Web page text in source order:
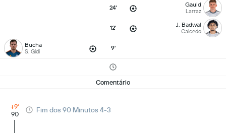
24' Gauld
Larraz
12' J. Badwal
Caicedo
Bucha
S. Gidi 9'
Comentário
+9'
90
Fim dos 90 Minutos 4-3